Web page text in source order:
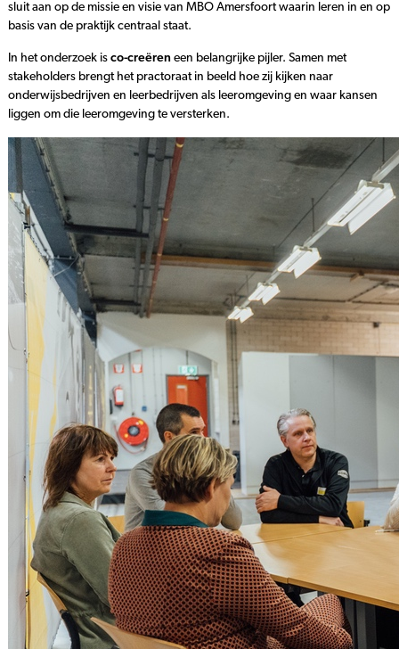
sluit aan op de missie en visie van MBO Amersfoort waarin leren in en op
basis van de praktijk centraal staat.
In het onderzoek is co-creëren een belangrijke pijler. Samen met
stakeholders brengt het practoraat in beeld hoe zij kijken naar
onderwijsbedrijven en leerbedrijven als leeromgeving en waar kansen
liggen om die leeromgeving te versterken.